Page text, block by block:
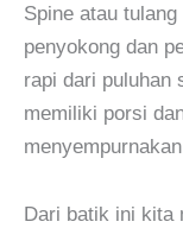
Spine atau
penyokong dan
rapi dari puluhan
memiliki porsi
Dari batik ini kita